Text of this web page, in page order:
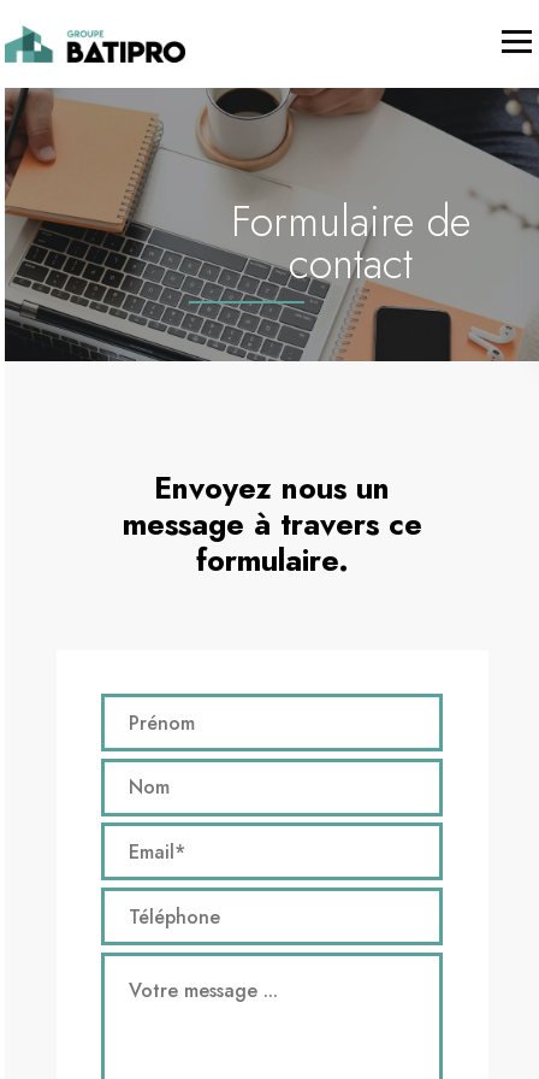
Formulaire de
contact
Envoyez nous un
message à travers ce
formulaire.